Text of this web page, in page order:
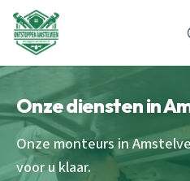
Onze diensten in
Onze monteurs in
voor u klaar.